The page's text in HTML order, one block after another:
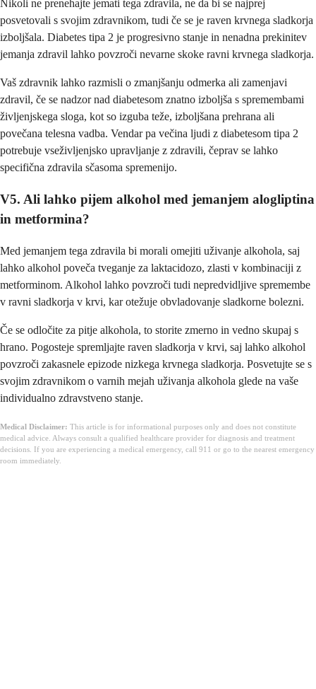
Nikoli ne prenehajte jemati tega zdravila, ne da bi se najprej
posvetovali s svojim zdravnikom, tudi če se je raven krvnega sladkorja
izboljšala. Diabetes tipa 2 je progresivno stanje in nenadna prekinitev
jemanja zdravil lahko povzroči nevarne skoke ravni krvnega sladkorja.
Vaš zdravnik lahko razmisli o zmanjšanju odmerka ali zamenjavi
zdravil, če se nadzor nad diabetesom znatno izboljša s spremembami
življenjskega sloga, kot so izguba teže, izboljšana prehrana ali
povečana telesna vadba. Vendar pa večina ljudi z diabetesom tipa 2
potrebuje vseživljenjsko upravljanje z zdravili, čeprav se lahko
specifična zdravila sčasoma spremenijo.
V5. Ali lahko pijem alkohol med jemanjem alogliptina
in metformina?
Med jemanjem tega zdravila bi morali omejiti uživanje alkohola, saj
lahko alkohol poveča tveganje za laktacidozo, zlasti v kombinaciji z
metforminom. Alkohol lahko povzroči tudi nepredvidljive spremembe
v ravni sladkorja v krvi, kar otežuje obvladovanje sladkorne bolezni.
Če se odločite za pitje alkohola, to storite zmerno in vedno skupaj s
hrano. Pogosteje spremljajte raven sladkorja v krvi, saj lahko alkohol
povzroči zakasnele epizode nizkega krvnega sladkorja. Posvetujte se s
svojim zdravnikom o varnih mejah uživanja alkohola glede na vaše
individualno zdravstveno stanje.
Medical Disclaimer: This article is for informational purposes only and does not constitute
medical advice. Always consult a qualified healthcare provider for diagnosis and treatment
decisions. If you are experiencing a medical emergency, call 911 or go to the nearest emergency
room immediately.